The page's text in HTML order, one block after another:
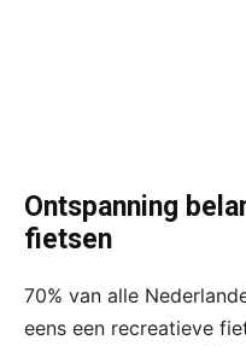
Ontspanning
fietsen
70% van alle
eens een recreatieve